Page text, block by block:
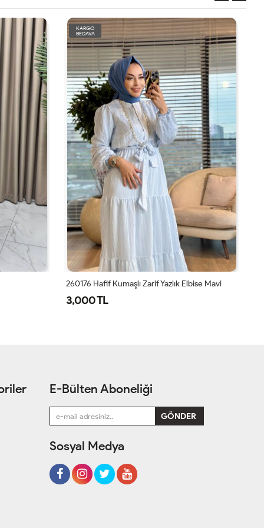
Mavi
KARGO
BEDAVA
TÜKENDİ
Cansel Elbise Siyah
1,350 TL
E-Bülten Aboneliği
Sosyal Medya